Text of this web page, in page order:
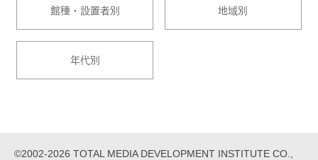
館種・設置者別 地域別
年代別
©2002-2026 TOTAL MEDIA DEVELOPMENT INSTITUTE CO.,